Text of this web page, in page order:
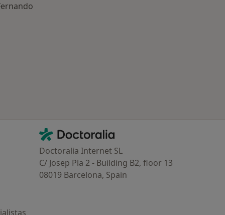
Contacto
Doctoralia - Página de inicio
Doctoralia Internet SL
C/ Josep Pla 2 - Building B2, floor 13
08019 Barcelona, Spain